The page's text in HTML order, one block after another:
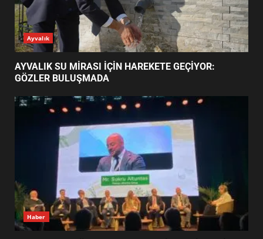
2
ESA 2026’DA TÜRK BAHARATI
NEYİ TEMSİL ETTİ?
EİB’DE KRİTİK ATAMA:
SÜRDÜRÜLEBİLİRLİKTE NE
DEĞİŞECEK?
4
EDREMİT’İN GURURU TÜRKİYE
FİNALİNDE NE BAŞARDI?
Ayvalık
AYVALIK SU MİRASI İÇİN HAREKETE GEÇİYOR:
GÖZLER BULUŞMADA
Haber